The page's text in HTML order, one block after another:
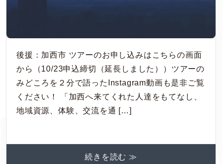
後援：加西市 ツアーのお申し込みはこちらの画面
から（10/23申込締切（延長しました））ツアーの
みどころを２分で語ったInstagram動画も是非ご覧
ください！ 「加西へ来てくれた人達をもてなし、
地域資源、体験、交流を通 […]
続きを読む ≫